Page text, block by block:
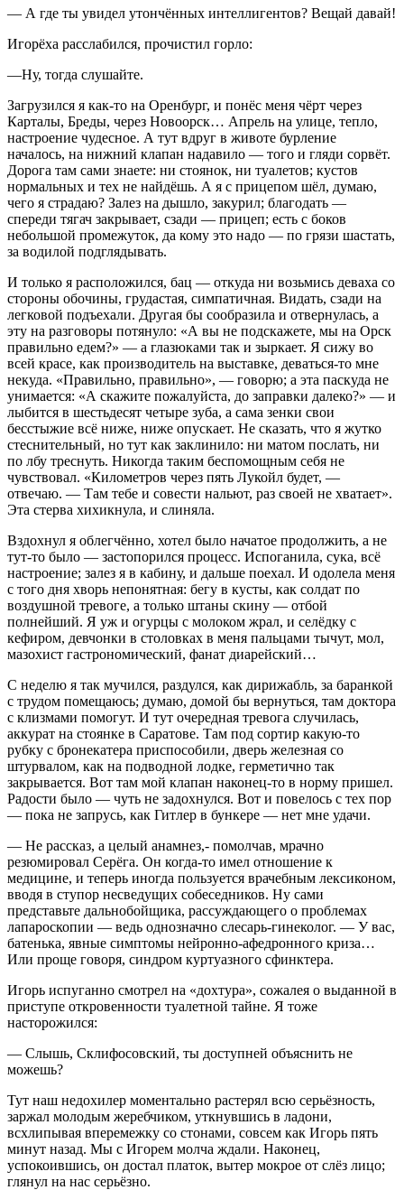
— А где ты увидел утончённых интеллигентов? Вещай давай!
Игорёха расслабился, прочистил горло:
—Ну, тогда слушайте.
Загрузился я как-то на Оренбург, и понёс меня чёрт через
Карталы, Бреды, через Новоорск… Апрель на улице, тепло,
настроение чудесное. А тут вдруг в животе бурление
началось, на нижний клапан надавило — того и гляди сорвёт.
Дорога там сами знаете: ни стоянок, ни туалетов; кустов
нормальных и тех не найдёшь. А я с прицепом шёл, думаю,
чего я страдаю? Залез на дышло, закурил; благодать —
спереди тягач закрывает, сзади — прицеп; есть с боков
небольшой промежуток, да кому это надо — по грязи шастать,
за водилой подглядывать.
И только я расположился, бац — откуда ни возьмись деваха со
стороны обочины, грудастая, симпатичная. Видать, сзади на
легковой подъехали. Другая бы сообразила и отвернулась, а
эту на разговоры потянуло: «А вы не подскажете, мы на Орск
правильно едем?» — а глазюками так и зыркает. Я сижу во
всей красе, как производитель на выставке, деваться-то мне
некуда. «Правильно, правильно», — говорю; а эта паскуда не
унимается: «А скажите пожалуйста, до заправки далеко?» — и
лыбится в шестьдесят четыре зуба, а сама зенки свои
бесстыжие всё ниже, ниже опускает. Не сказать, что я жутко
стеснительный, но тут как заклинило: ни матом послать, ни
по лбу треснуть. Никогда таким беспомощным себя не
чувствовал. «Километров через пять Лукойл будет, —
отвечаю. — Там тебе и совести нальют, раз своей не хватает».
Эта стерва хихикнула, и слиняла.
Вздохнул я облегчённо, хотел было начатое продолжить, а не
тут-то было — застопорился процесс. Испоганила, сука, всё
настроение; залез я в кабину, и дальше поехал. И одолела меня
с того дня хворь непонятная: бегу в кусты, как солдат по
воздушной тревоге, а только штаны скину — отбой
полнейший. Я уж и огурцы с молоком жрал, и селёдку с
кефиром, девчонки в столовках в меня пальцами тычут, мол,
мазохист гастрономический, фанат диарейский…
С неделю я так мучился, раздулся, как дирижабль, за баранкой
с трудом помещаюсь; думаю, домой бы вернуться, там доктора
с клизмами помогут. И тут очередная тревога случилась,
аккурат на стоянке в Саратове. Там под сортир какую-то
рубку с бронекатера приспособили, дверь железная со
штурвалом, как на подводной лодке, герметично так
закрывается. Вот там мой клапан наконец-то в норму пришел.
Радости было — чуть не задохнулся. Вот и повелось с тех пор
— пока не запрусь, как Гитлер в бункере — нет мне удачи.
— Не рассказ, а целый анамнез,- помолчав, мрачно
резюмировал Серёга. Он когда-то имел отношение к
медицине, и теперь иногда пользуется врачебным лексиконом,
вводя в ступор несведущих собеседников. Ну сами
представьте дальнобойщика, рассуждающего о проблемах
лапароскопии — ведь однозначно слесарь-гинеколог. — У вас,
батенька, явные симптомы нейронно-афедронного криза…
Или проще говоря, синдром куртуазного сфинктера.
Игорь испуганно смотрел на «дохтура», сожалея о выданной в
приступе откровенности туалетной тайне. Я тоже
насторожился:
— Слышь, Склифосовский, ты доступней объяснить не
можешь?
Тут наш недохилер моментально растерял всю серьёзность,
заржал молодым жеребчиком, уткнувшись в ладони,
всхлипывая вперемежку со стонами, совсем как Игорь пять
минут назад. Мы с Игорем молча ждали. Наконец,
успокоившись, он достал платок, вытер мокрое от слёз лицо;
глянул на нас серьёзно.